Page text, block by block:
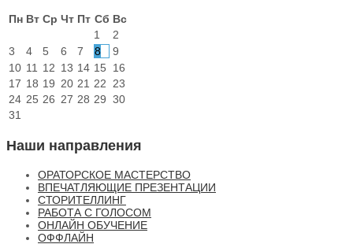
Пн Вт Ср Чт Пт Сб Вс
1
2
3
4 5 6 7 8
9
10 11 12 13 14 15
16
17 18 19 20 21 22 23
24 25 26 27 28 29 30
31
Наши направления
ОРАТОРСКОЕ МАСТЕРСТВО
ВПЕЧАТЛЯЮЩИЕ ПРЕЗЕНТАЦИИ
СТОРИТЕЛЛИНГ
РАБОТА С ГОЛОСОМ
ОНЛАЙН ОБУЧЕНИЕ
ОФФЛАЙН